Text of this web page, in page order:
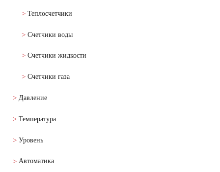
Теплосчетчики
Счетчики воды
Счетчики жидкости
Счетчики газа
Давление
Температура
Уровень
Автоматика